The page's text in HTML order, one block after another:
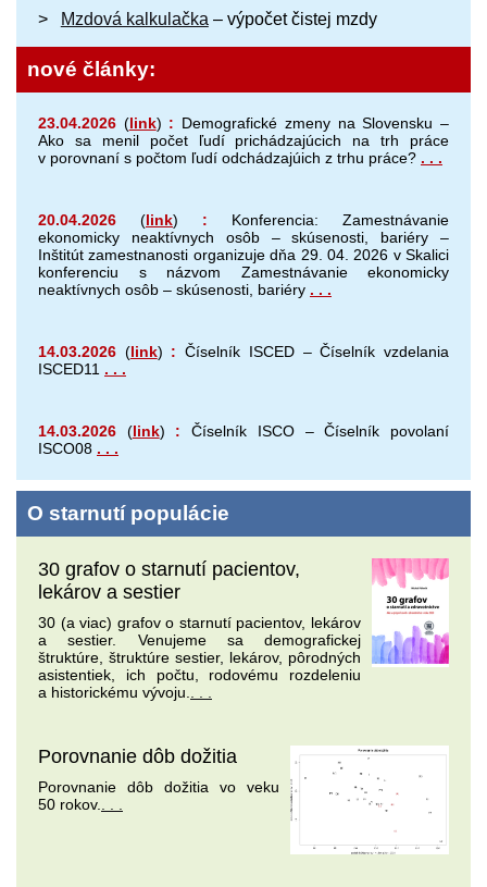
Mzdová kalkulačka – výpočet čistej mzdy
nové články:
23.04.2026 (link) : Demografické zmeny na Slovensku –
Ako sa menil počet ľudí prichádzajúcich na trh práce
v porovnaní s počtom ľudí odchádzajúich z trhu práce? . . .
20.04.2026 (link) : Konferencia: Zamestnávanie
ekonomicky neaktívnych osôb – skúsenosti, bariéry –
Inštitút zamestnanosti organizuje dňa 29. 04. 2026 v Skalici
konferenciu s názvom Zamestnávanie ekonomicky
neaktívnych osôb – skúsenosti, bariéry . . .
14.03.2026 (link) : Číselník ISCED – Číselník vzdelania
ISCED11 . . .
14.03.2026 (link) : Číselník ISCO – Číselník povolaní
ISCO08 . . .
O starnutí populácie
30 grafov o starnutí pacientov,
lekárov a sestier
30 (a viac) grafov o starnutí pacientov, lekárov
a sestier. Venujeme sa demografickej
štruktúre, štruktúre sestier, lekárov, pôrodných
asistentiek, ich počtu, rodovému rozdeleniu
a historickému vývoju.
Porovnanie dôb dožitia
Porovnanie dôb dožitia vo veku
50 rokov.